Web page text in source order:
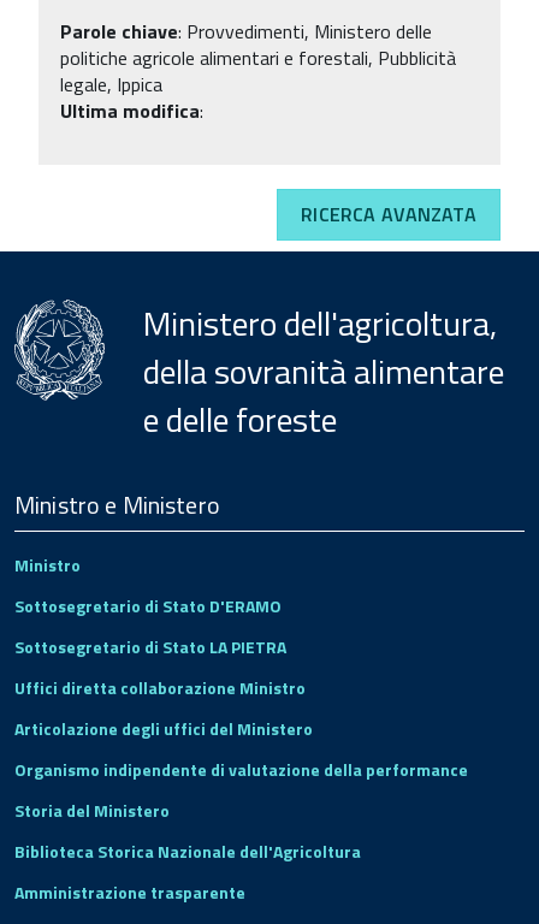
Parole chiave: Provvedimenti, Ministero delle
politiche agricole alimentari e forestali, Pubblicità
legale, Ippica
Ultima modifica:
RICERCA AVANZATA
Ministero dell'agricoltura,
della sovranità alimentare
e delle foreste
Footer
Ministro e Ministero
Ministro
Sottosegretario di Stato D'ERAMO
Sottosegretario di Stato LA PIETRA
Uffici diretta collaborazione Ministro
Articolazione degli uffici del Ministero
Organismo indipendente di valutazione della performance
Storia del Ministero
Biblioteca Storica Nazionale dell'Agricoltura
Amministrazione trasparente